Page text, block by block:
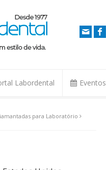
Labordental Eventos
para Laboratório